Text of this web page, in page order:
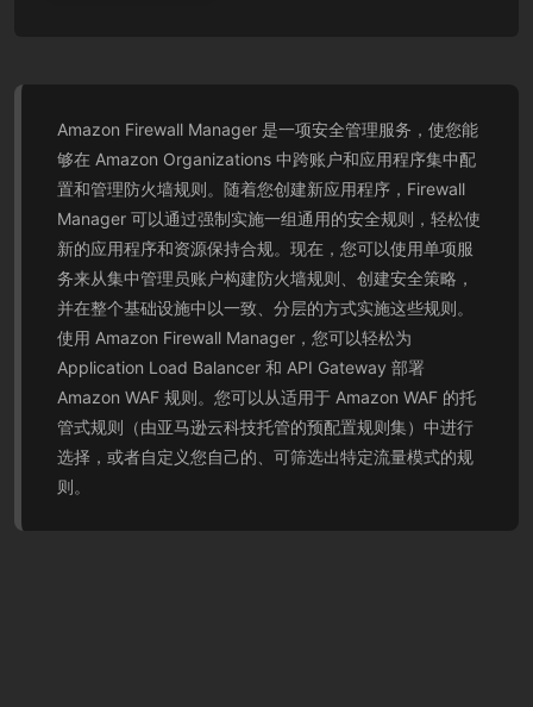
Amazon Firewall Manager 是一项安全管理服务，使您能
够在 Amazon Organizations 中跨账户和应用程序集中配
置和管理防火墙规则。随着您创建新应用程序，Firewall
Manager 可以通过强制实施一组通用的安全规则，轻松使
新的应用程序和资源保持合规。现在，您可以使用单项服
务来从集中管理员账户构建防火墙规则、创建安全策略，
并在整个基础设施中以一致、分层的方式实施这些规则。
使用 Amazon Firewall Manager，您可以轻松为
Application Load Balancer 和 API Gateway 部署
Amazon WAF 规则。您可以从适用于 Amazon WAF 的托
管式规则（由亚马逊云科技托管的预配置规则集）中进行
选择，或者自定义您自己的、可筛选出特定流量模式的规
则。